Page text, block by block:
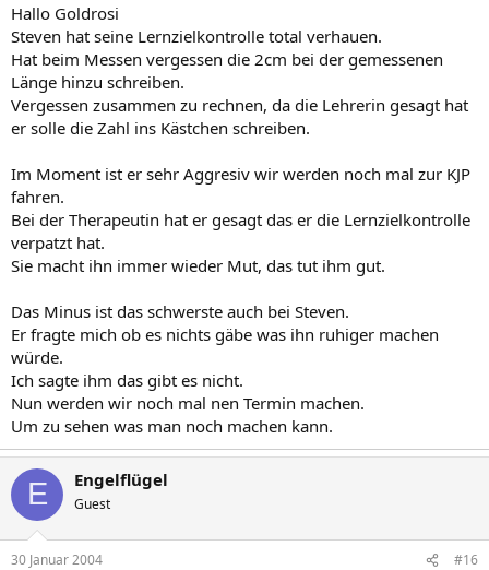
Hallo Goldrosi
Steven hat seine Lernzielkontrolle total verhauen.
Hat beim Messen vergessen die 2cm bei der gemessenen
Länge hinzu schreiben.
Vergessen zusammen zu rechnen, da die Lehrerin gesagt hat
er solle die Zahl ins Kästchen schreiben.
Im Moment ist er sehr Aggresiv wir werden noch mal zur KJP
fahren.
Bei der Therapeutin hat er gesagt das er die Lernzielkontrolle
verpatzt hat.
Sie macht ihn immer wieder Mut, das tut ihm gut.
Das Minus ist das schwerste auch bei Steven.
Er fragte mich ob es nichts gäbe was ihn ruhiger machen
würde.
Ich sagte ihm das gibt es nicht.
Nun werden wir noch mal nen Termin machen.
Um zu sehen was man noch machen kann.
E Engelflügel
Guest
30 Januar 2004 #16